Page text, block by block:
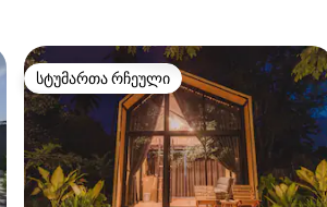
სტუმართა რჩეული
სტუმართა რჩეული